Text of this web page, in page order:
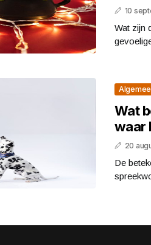
10
Wat zijn
Wat
waar
20
De